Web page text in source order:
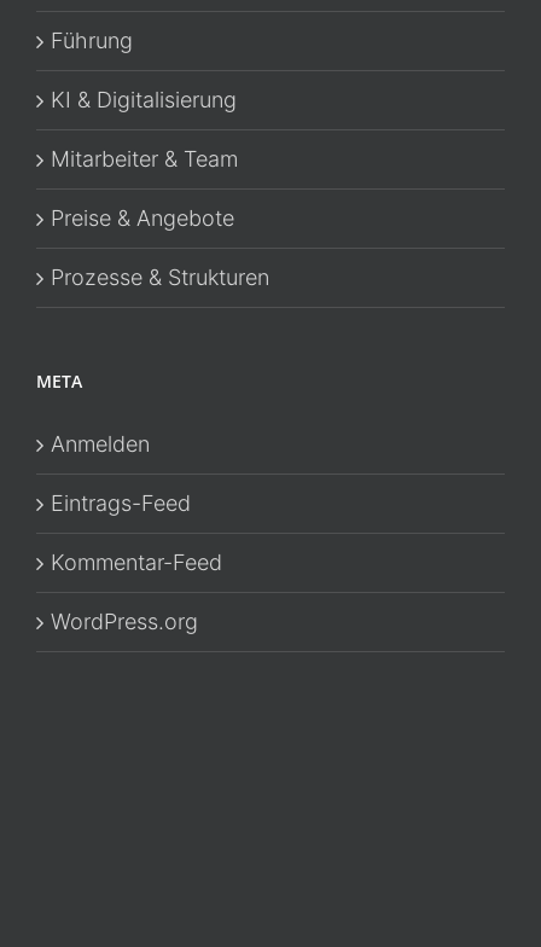
Führung
KI & Digitalisierung
Mitarbeiter & Team
Preise & Angebote
Prozesse & Strukturen
META
Anmelden
Eintrags-Feed
Kommentar-Feed
WordPress.org